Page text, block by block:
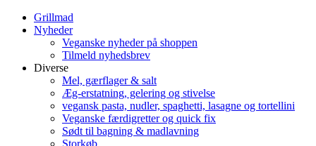
Grillmad
Nyheder
Veganske nyheder på shoppen
Tilmeld nyhedsbrev
Diverse
Mel, gærflager & salt
Æg-erstatning, gelering og stivelse
vegansk pasta, nudler, spaghetti, lasagne og tortellini
Veganske færdigretter og quick fix
Sødt til bagning & madlavning
Storkøb